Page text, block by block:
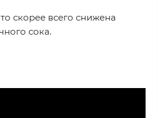
скорее всего снижена
сока.